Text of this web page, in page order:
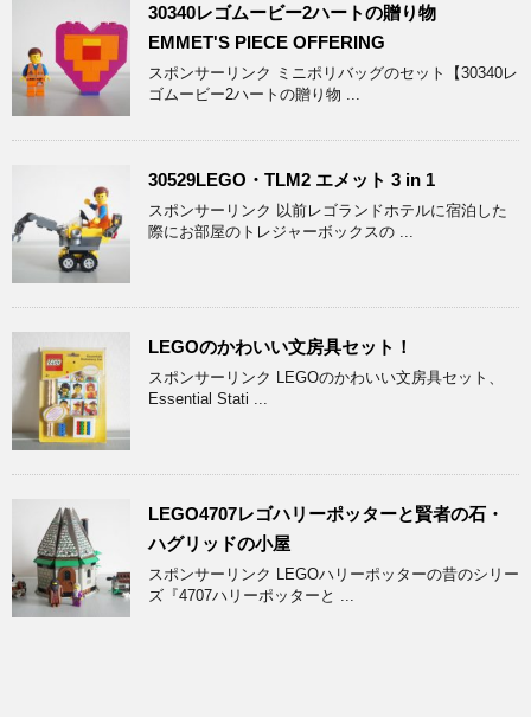
30340レゴムービー2ハートの贈り物
EMMET'S PIECE OFFERING
スポンサーリンク ミニポリバッグのセット【30340レ
ゴムービー2ハートの贈り物 ...
30529LEGO・TLM2 エメット 3 in 1
スポンサーリンク 以前レゴランドホテルに宿泊した
際にお部屋のトレジャーボックスの ...
LEGOのかわいい文房具セット！
スポンサーリンク LEGOのかわいい文房具セット、
Essential Stati ...
LEGO4707レゴハリーポッターと賢者の石・
ハグリッドの小屋
スポンサーリンク LEGOハリーポッターの昔のシリー
ズ『4707ハリーポッターと ...